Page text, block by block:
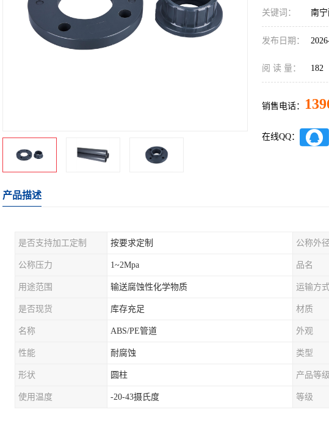
关键词： 南
发布日期：
阅 读 量： 182
销售电话：
在线QQ：
产品描述
是否支持加工定制 按要求定制 公称外径
公称压力 1~2Mpa 品名
用途范围 输送腐蚀性化学物质 运输方
是否现货 库存充足 材质
名称 ABS/PE管道 外观
性能 耐腐蚀 类型
形状 圆柱 产品等级
使用温度 -20-43摄氏度 等级